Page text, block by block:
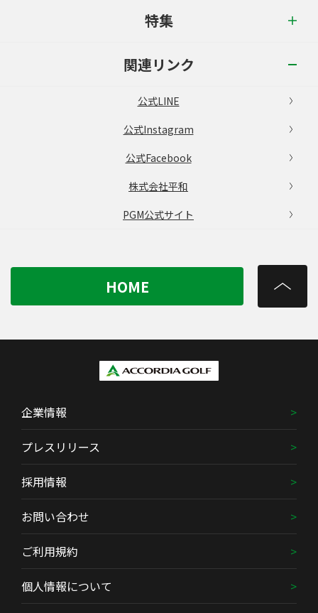
特集
関連リンク
公式LINE
公式Instagram
公式Facebook
株式会社平和
PGM公式サイト
HOME
企業情報
プレスリリース
採用情報
お問い合わせ
ご利用規約
個人情報について